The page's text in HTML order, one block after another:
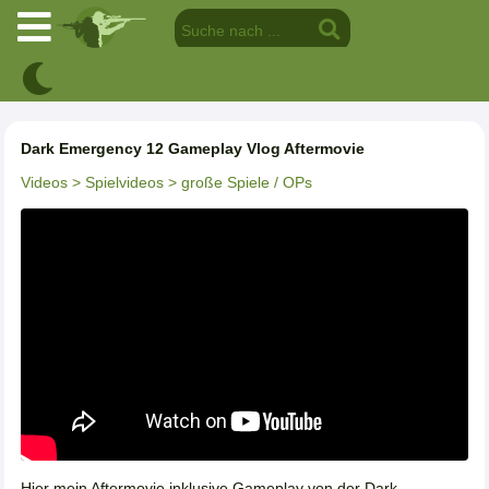
Dark Emergency 12 Gameplay Vlog Aftermovie
Videos > Spielvideos > große Spiele / OPs